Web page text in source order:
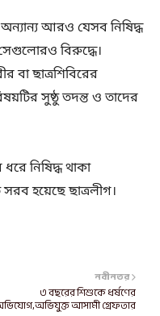
অন্যান্য আরও যেসব নিষিদ্ধ
বিরুদ্ধে।
বা ছাত্রশিবিরের
সুষ্ঠু তদন্ত ও তাদের
নিষিদ্ধ থাকা
হয়েছে ছাত্রলীগ।
নবীনতর
৩ বছরের শিশুকে ধর্ষণের
আসামী গ্রেফতার